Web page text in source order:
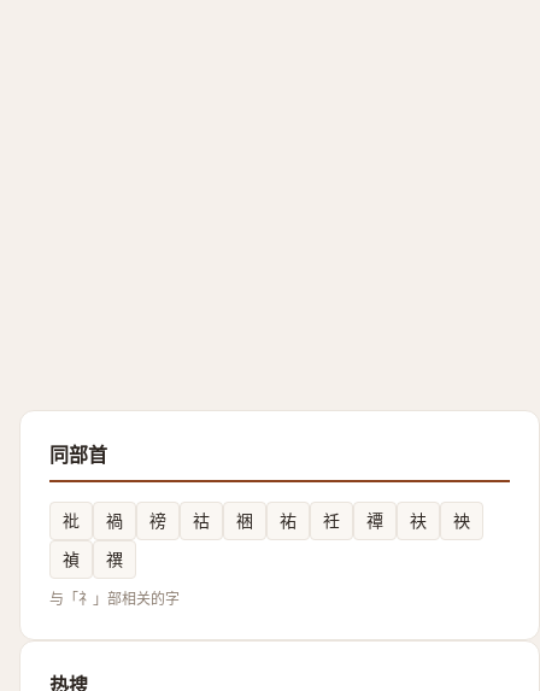
同部首
䃾 禍 䄘 祜 祵 祐 祍 禫 䃿
䄃
禎
禩
与「礻」部相关的字
热搜